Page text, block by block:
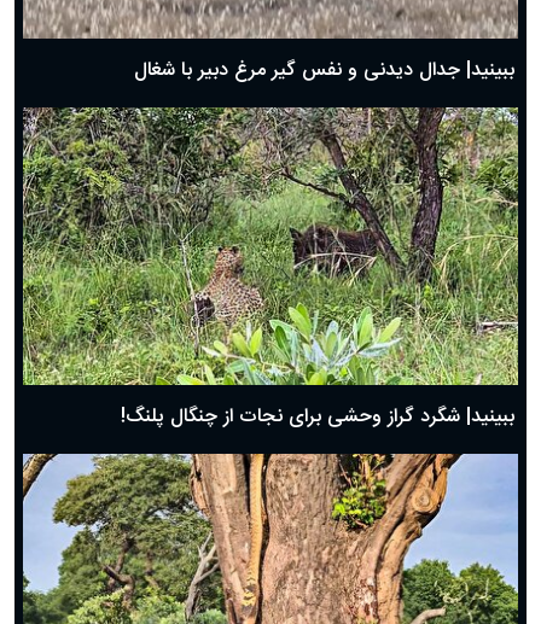
بهترین پیامک تبریک روز پدر ۱۴۰۴؛ جملات زیبا و صمیمانه
ببینید| جدال دیدنی و نفس گیر مرغ دبیر با شغال
ببینید| شگرد گراز وحشی برای نجات از چنگال پلنگ!